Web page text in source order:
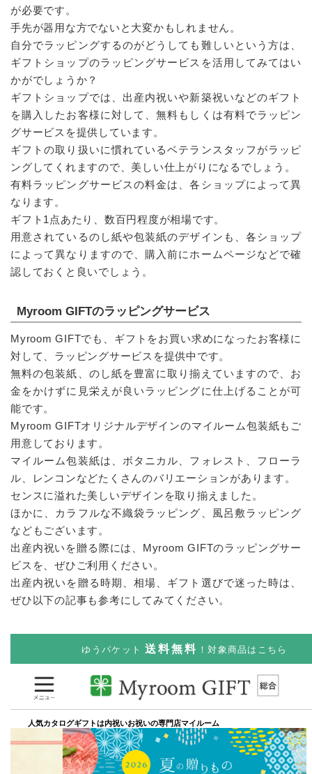
が必要です。
手先が器用な方でないと大変かもしれません。
自分でラッピングするのがどうしても難しいという方は、
ギフトショップのラッピングサービスを活用してみてはい
かがでしょうか？
ギフトショップでは、出産内祝いや新築祝いなどのギフト
を購入したお客様に対して、無料もしくは有料でラッピン
グサービスを提供しています。
ギフトの取り扱いに慣れているベテランスタッフがラッピ
ングしてくれますので、美しい仕上がりになるでしょう。
有料ラッピングサービスの料金は、各ショップによって異
なります。
ギフト1点あたり、数百円程度が相場です。
用意されているのし紙や包装紙のデザインも、各ショップ
によって異なりますので、購入前にホームページなどで確
認しておくと良いでしょう。
Myroom GIFTのラッピングサービス
Myroom GIFTでも、ギフトをお買い求めになったお客様に
対して、ラッピングサービスを提供中です。
無料の包装紙、のし紙を豊富に取り揃えていますので、お
金をかけずに見栄えが良いラッピングに仕上げることが可
能です。
Myroom GIFTオリジナルデザインのマイルーム包装紙もご
用意しております。
マイルーム包装紙は、ボタニカル、フォレスト、フローラ
ル、レンコンなどたくさんのバリエーションがあります。
センスに溢れた美しいデザインを取り揃えました。
ほかに、カラフルな不織袋ラッピング、風呂敷ラッピング
などもございます。
出産内祝いを贈る際には、Myroom GIFTのラッピングサー
ビスを、ぜひご利用ください。
出産内祝いを贈る時期、相場、ギフト選びで迷った時は、
ぜひ以下の記事も参考にしてみてください。